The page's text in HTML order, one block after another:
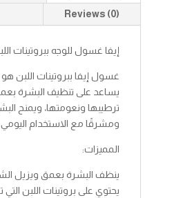
quantity
Reviews (0)
إيفا غسول للوجه ببروتينات اللبن
غسول إيفا ببروتينات اللبن
يساعد على تنظيف البشرة
ترطيبها ونعومتها، ويمنح
ومشرقًا مع الاستخدام اليومي.
المميزات:
ينظف البشرة بعمق ويزيل
يحتوي على بروتينات اللبن